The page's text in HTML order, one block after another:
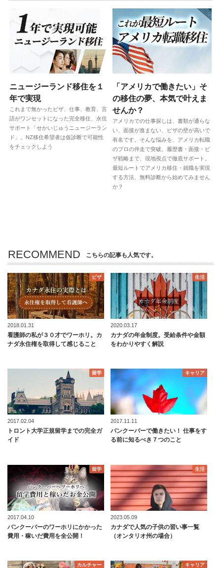
ニュージーランド移住を１
年で実現
これまで無かったビザ、仕事、教育、言
語がワンセットになった完全移住、永住
サポート「せかいじゅうニュージーラン
ド」。NZ移住希望者は仮診断で可能性
をチェックしよう
「アメリカで働きたい」そ
の移住の夢、本気で叶えま
せんか？
アメリカでの仕事探しは、書類が通らな
い、面接が進まない、ビザの壁が高いで
有名です。そんな悩みを、アメリカ転職
のプロの伴走で突破。履歴書・面接・ビ
ザ戦略まで、現地視点で徹底サポート。
最短ルートでアメリカ移住・就職を実現
する方法、無料診断から始めてみません
か？
RECOMMEND こちらの記事も人気です。
ビザ
2018.01.31
看護師の私が３０才でワーホリ。カ
ナダ永住権を取得して感じること
生活
2020.03.17
カナダの年金制度。受給条件や金額
をわかりやすく解説
留学
2017.02.04
トロント大学正規留学までの完全ガ
イド
キャリア
2017.11.11
バンクーバーで働きたい！ 仕事をす
る前に知るべき７つのこと
留学
2017.04.10
バンクーバーのワーホリにかかった
費用・稼いだ費用を全公開！
生活
2023.05.09
カナダで人気の子供の習い事一覧
（オンタリオ州の場合）
カルチャー キャリア